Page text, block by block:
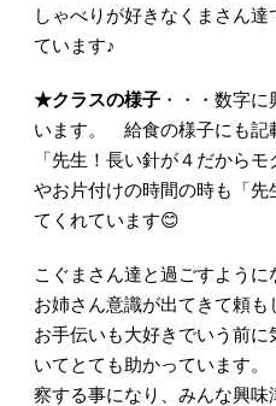
しゃべりが好きなくまさん
ています♪
★クラスの様子・・・数字に
います。 給食の様子にも記
「先生！長い針が４だから
やお片付けの時間の時も「先
てくれています😊
こぐまさん達と過ごすように
お姉さん意識が出てきて頼
お手伝いも大好きでいう前
いてとても助かっています
察する事になり、みんな興味